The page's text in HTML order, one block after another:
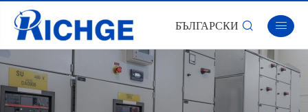
БЪЛГАРСКИ  